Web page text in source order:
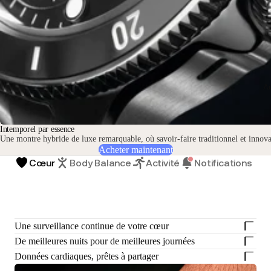
Intemporel par essence
Une montre hybride de luxe remarquable, où savoir-faire traditionnel et
Acheter maintenant
Cœur Body Balance Activité Notifications
Une surveillance continue de votre cœur
De meilleures nuits pour de meilleures journées
Données cardiaques, prêtes à partager